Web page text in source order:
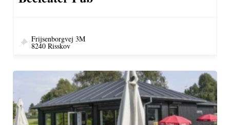
Frijsenborgvej 3M
8240 Risskov